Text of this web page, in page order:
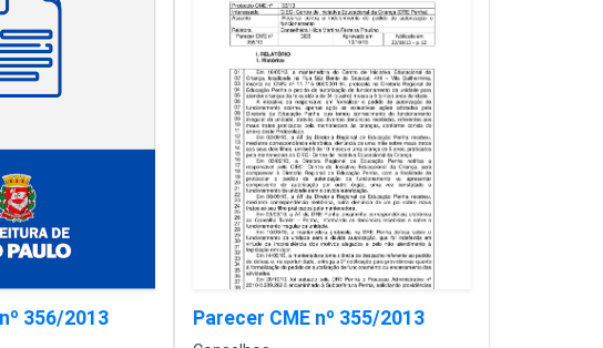
356/2013 Parecer CME nº 355/2013